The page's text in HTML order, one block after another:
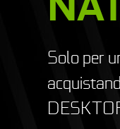
Solo per